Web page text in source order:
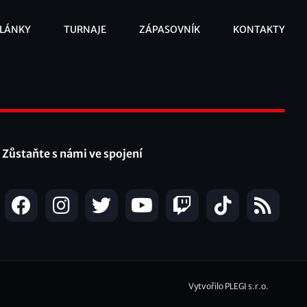
TURNAJE ZÁPASOVNÍK KONTAKTY
Zůstaňte s námi ve spojení
Vytvořilo PLEGI s.r.o.